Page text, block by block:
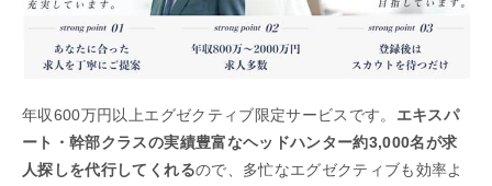
年収600万円以上エグゼクティブ限定サービスです。 エキスパ
ート・幹部クラスの実績豊富なヘッドハンター約3,000名が求
人探しを代行してくれるので、多忙なエグゼクティブも効率よ